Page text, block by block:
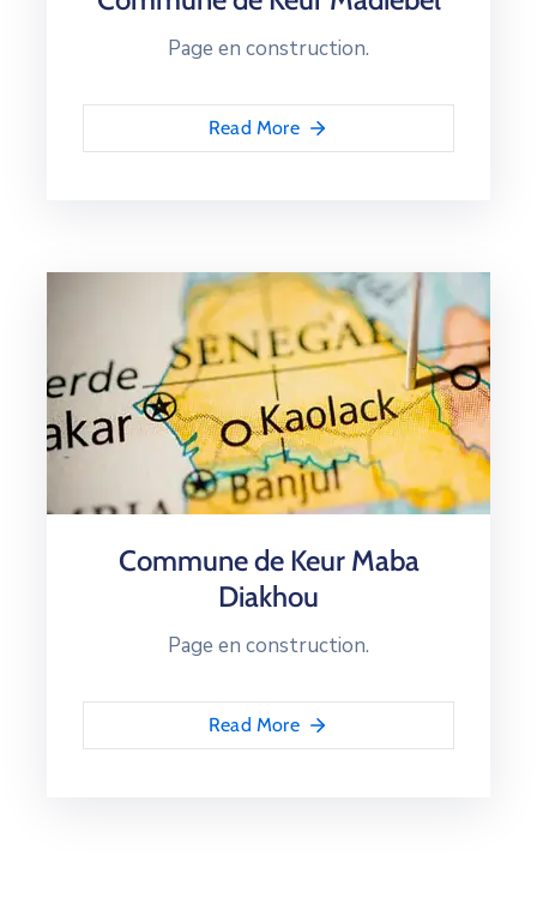
Page en construction.
Read More
Commune de Keur Maba
Diakhou
Page en construction.
Read More